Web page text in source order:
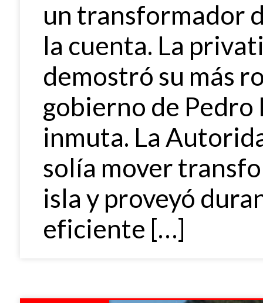
un transformador
la cuenta. La
demostró su más
gobierno de Pedro
inmuta. La
solía mover
isla y proveyó
eficiente […]